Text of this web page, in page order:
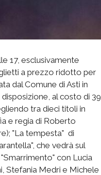
17, esclusivamente
a prezzo ridotto per
dal Comune di Asti in
al costo di 39
tra dieci titoli in
e regia di Roberto
"La tempesta" di
che vedrà sul
con Lucia
Stefania Medri e Michele